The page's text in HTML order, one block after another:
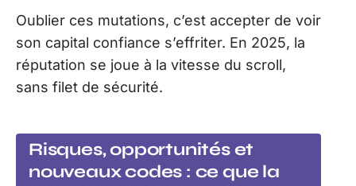
Oublier ces mutations, c’est accepter de voir
son capital confiance s’effriter. En 2025, la
réputation se joue à la vitesse du scroll,
sans filet de sécurité.
Risques, opportunités et
nouveaux codes : ce que la